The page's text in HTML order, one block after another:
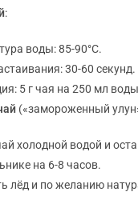
:
воды: 85-90°C.
30-60 секунд.
5 г чая на 250 мл
(«замороженный
холодной водой и
на 6-8 часов.
лёд и по желанию